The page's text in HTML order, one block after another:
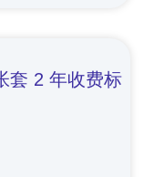
套 2 年收费标